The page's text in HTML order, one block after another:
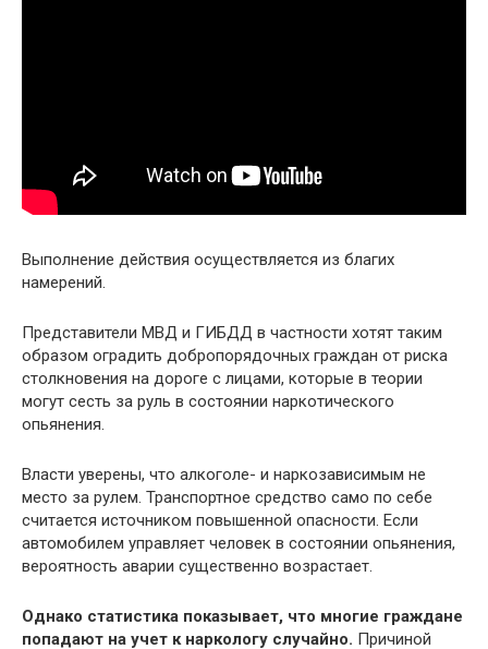
Выполнение действия осуществляется из благих
намерений.
Представители МВД и ГИБДД в частности хотят таким
образом оградить добропорядочных граждан от риска
столкновения на дороге с лицами, которые в теории
могут сесть за руль в состоянии наркотического
опьянения.
Власти уверены, что алкоголе- и наркозависимым не
место за рулем. Транспортное средство само по себе
считается источником повышенной опасности. Если
автомобилем управляет человек в состоянии опьянения,
вероятность аварии существенно возрастает.
Однако статистика показывает, что многие граждане
попадают на учет к наркологу случайно. Причиной